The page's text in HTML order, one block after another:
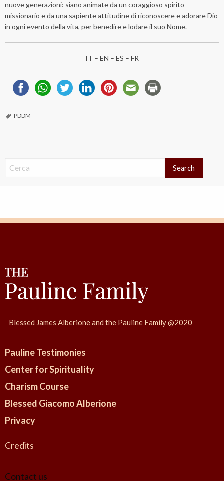
nuove generazioni: siano animate da un coraggioso spirito
missionario e da una sapiente attitudine di riconoscere e adorare Dio
in ogni evento della vita, per benedire e lodare il suo Nome.
IT – EN – ES – FR
PDDM
Search
Blessed James Alberione and the Pauline Family @2020
Pauline Testimonies
Center for Spirituality
Charism Course
Blessed Giacomo Alberione
Privacy
Credits
Contact us